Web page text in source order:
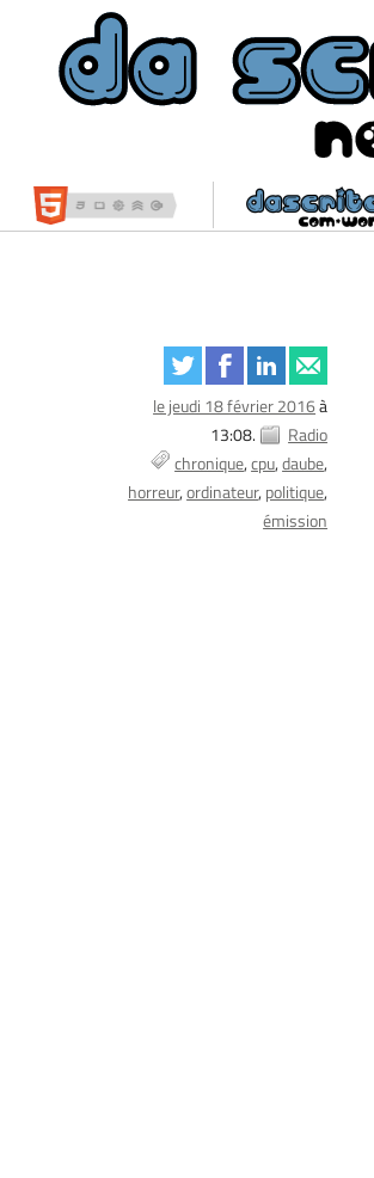
le jeudi 18 février 2016à
13:08.
Radio
chronique cpu daube
horreur ordinateur politique
émission